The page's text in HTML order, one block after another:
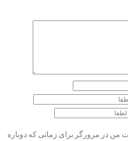
من در مرورگر برای زمانی که دوباره